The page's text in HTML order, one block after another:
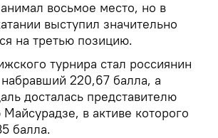
восьмое место, но в
выступил значительно
на третью позицию.
турнира стал россиянин
220,67 балла, а
досталась представителю
в активе которого
балла.